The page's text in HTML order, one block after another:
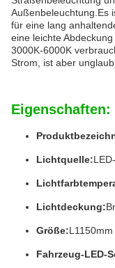
Außenbeleuchtung.Es
für eine lang
eine leichte
3000K-6000K
Strom, ist aber
Eigenschaften:
Lichtquelle:
Lichtdeckung:
Größe:
Fahrzeug-LED-